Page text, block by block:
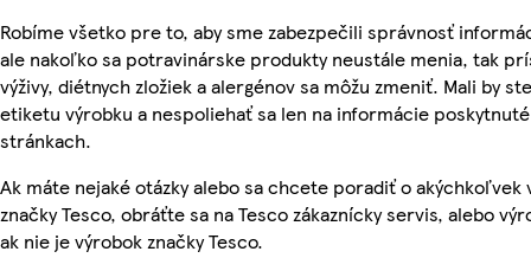
Robíme všetko pre to, aby sme zabezpečili správnosť
ale nakoľko sa potravinárske produkty neustále menia, tak
výživy, diétnych zložiek a alergénov sa môžu zmeniť. Mali by
etiketu výrobku a nespoliehať sa len na informácie
stránkach.
Ak máte nejaké otázky alebo sa chcete poradiť o akýchkoľvek
značky Tesco, obráťte sa na Tesco zákaznícky servis, alebo
ak nie je výrobok značky Tesco.